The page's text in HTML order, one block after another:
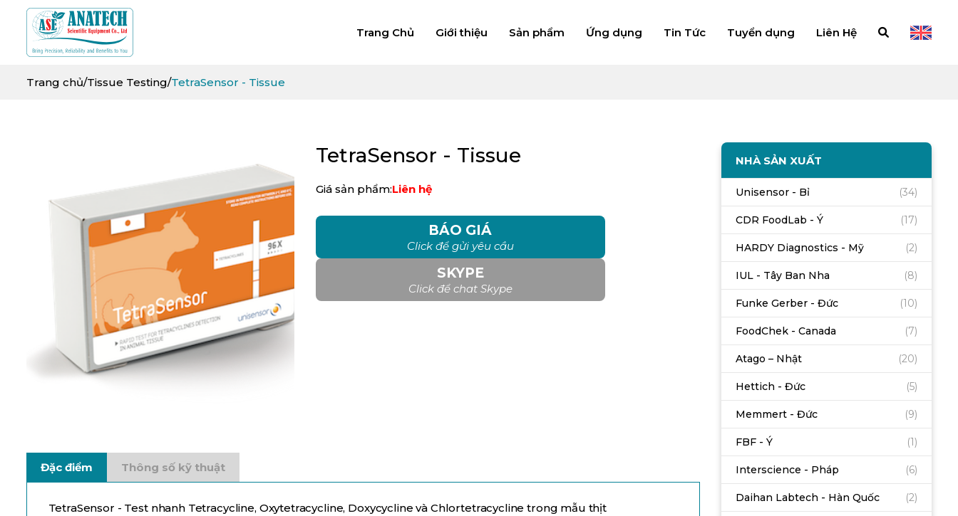
Trang Chủ Giới thiệu Sản phẩm Ứng dụng Tin Tức Tuyển dụng Liên Hệ
Trang chủ/Tissue Testing/TetraSensor - Tissue
TetraSensor - Tissue
Giá sản phẩm:Liên hệ
BÁO GIÁ
Click để gửi yêu cầu
SKYPE
Click để chat Skype
Đặc điểm Thông số kỹ thuật
TetraSensor - Test nhanh Tetracycline, Oxytetracycline, Doxycycline và Chlortetracycline trong mẫu thịt
NHÀ SẢN XUẤT
Unisensor - Bỉ (34)
CDR FoodLab - Ý (17)
HARDY Diagnostics - Mỹ (2)
IUL - Tây Ban Nha (8)
Funke Gerber - Đức (10)
FoodChek - Canada (7)
Atago – Nhật (20)
Hettich - Đức (5)
Memmert - Đức (9)
FBF - Ý (1)
Interscience - Pháp (6)
Daihan Labtech - Hàn Quốc (2)